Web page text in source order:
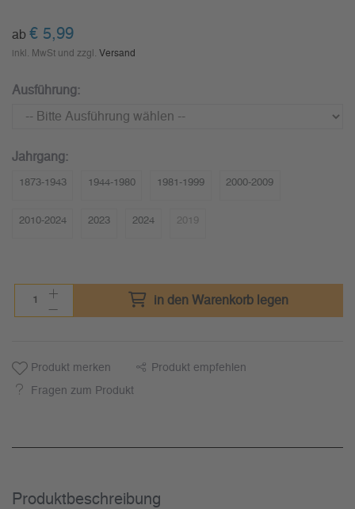
ab € 5,99
inkl. MwSt und zzgl. Versand
Ausführung:
Jahrgang:
1873-1943 1944-1980 1981-1999 2000-2009
2010-2024 2023 2024 2019
in den Warenkorb legen
Produkt merken Produkt empfehlen
Fragen zum Produkt
Produkt­beschreibung